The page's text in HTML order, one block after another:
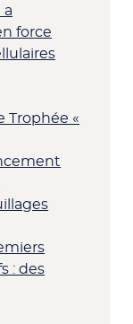
a
force
Trophée «
: des